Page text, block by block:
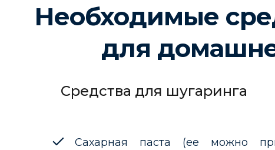
Необходимые
для
Средства для шугаринга
Сахарная паста (ее можно